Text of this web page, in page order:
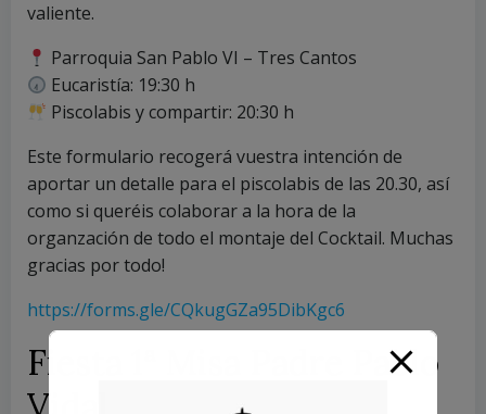
valiente.
Parroquia San Pablo VI – Tres Cantos
Eucaristía: 19:30 h
Piscolabis y compartir: 20:30 h
Este formulario recogerá vuestra intención de
aportar un detalle para el piscolabis de las 20.30, así
como si queréis colaborar a la hora de la
organzación de todo el montaje del Cocktail. Muchas
gracias por todo!
https://forms.gle/CQkugGZa95DibKgc6